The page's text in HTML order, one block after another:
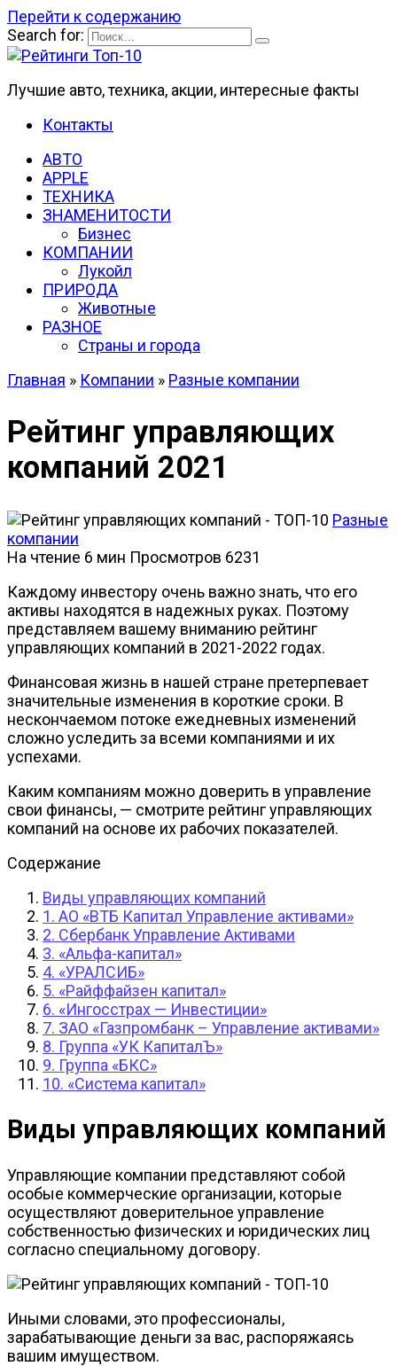
Перейти к содержанию
Search for:
Лучшие авто, техника, акции, интересные факты
Контакты
АВТО
APPLE
ТЕХНИКА
ЗНАМЕНИТОСТИ
Бизнес
КОМПАНИИ
Лукойл
ПРИРОДА
Животные
РАЗНОЕ
Страны и города
Главная » Компании » Разные компании
Рейтинг управляющих
компаний 2021
Разные
компании
На чтение 6 мин Просмотров 6231
Каждому инвестору очень важно знать, что его
активы находятся в надежных руках. Поэтому
представляем вашему вниманию рейтинг
управляющих компаний в 2021-2022 годах.
Финансовая жизнь в нашей стране претерпевает
значительные изменения в короткие сроки. В
нескончаемом потоке ежедневных изменений
сложно уследить за всеми компаниями и их
успехами.
Каким компаниям можно доверить в управление
свои финансы, — смотрите рейтинг управляющих
компаний на основе их рабочих показателей.
Содержание
Виды управляющих компаний
1. АО «ВТБ Капитал Управление активами»
2. Сбербанк Управление Активами
3. «Альфа-капитал»
4. «УРАЛСИБ»
5. «Райффайзен капитал»
6. «Ингосстрах — Инвестиции»
7. ЗАО «Газпромбанк – Управление активами»
8. Группа «УК КапиталЪ»
9. Группа «БКС»
10. «Система капитал»
Виды управляющих компаний
Управляющие компании представляют собой
особые коммерческие организации, которые
осуществляют доверительное управление
собственностью физических и юридических лиц
согласно специальному договору.
Иными словами, это профессионалы,
зарабатывающие деньги за вас, распоряжаясь
вашим имуществом.